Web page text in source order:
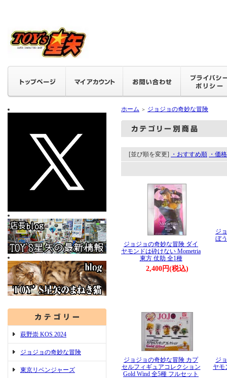
萩野崇 KOS 2024
ジョジョの奇妙な冒険
東京リベンジャーズ
ホーム ＞ ジョジョの奇妙な冒険
[並び順を変更] ・おすすめ順 ・価
ジョジョの奇妙な冒険 ダイ
ヤモンドは砕けない Mometria
東方 仗助 全1種
2,400円(税込)
ジ
ぼ
ジョジョの奇妙な冒険 カプ
セルフィギュアコレクション
Gold Wind 全5種 フルセット
ジ
ヤモ